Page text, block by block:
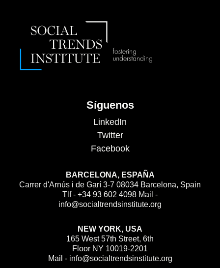
Síguenos
LinkedIn
Twitter
Facebook
BARCELONA, ESPAÑA
Carrer d'Arnús i de Garí 3-7 08034 Barcelona, Spain
Tlf - +34 93 602 4098 Mail -
info@socialtrendsinstitute.org
NEW YORK, USA
165 West 57th Street, 6th
Floor NY 10019-2201
Mail - info@socialtrendsinstitute.org